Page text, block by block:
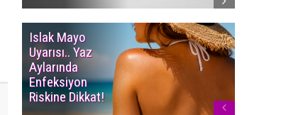
Islak Mayo
Uyarısı.. Yaz
Aylarında
Enfeksiyon
Riskine Dikkat!